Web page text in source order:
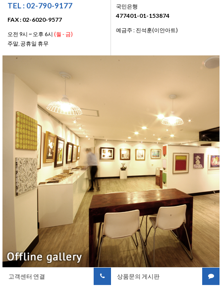
TEL : 02-790-9177
FAX : 02-6020-9577
오전 9시 ~ 오후 6시 (월 - 금)
주말, 공휴일 휴무
국민은행
477401-01-153874
예금주 : 진석훈(이안아트)
고객센터 연결 상품문의 게시판